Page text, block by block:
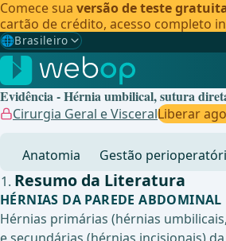
Comece sua versão de teste
cartão de crédito, acesso completo
🌐Brasileiro
Gewählte Sprache: Brasileiro
🇩🇪 Alemão
🇬🇧Inglês
🇧🇷
Evidência - Hérnia umbilical, sutura
Cirurgia Geral e VisceralLiberar
Anatomia Gestão
Resumo da Literatura
HÉRNIAS DA PAREDE ABDOMINAL
Hérnias primárias (hérnias